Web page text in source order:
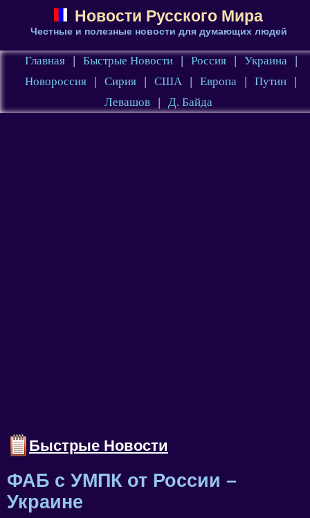
Новости Русского Мира
Честные и полезные новости для думающих людей
Главная | Быстрые Новости | Россия | Украина
|
Новороссия
| Сирия | США | Европа | Путин
|
Левашов
| Д. Байда
Быстрые Новости
ФАБ с УМПК от России –
Украине